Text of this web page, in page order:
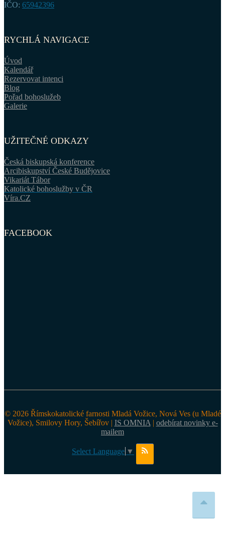
IČO: 65942396
RYCHLÁ NAVIGACE
Úvod
Kalendář
Rezervovat intenci
Blog
Pořad bohoslužeb
Galerie
UŽITEČNÉ ODKAZY
Česká biskupská konference
Arcibiskupství České Budějovice
Vikariát Tábor
Katolické bohoslužby v ČR
Víra.CZ
FACEBOOK
© 2026 Římskokatolické farnosti Mladá Vožice, Nová Ves (u Mladé
Vožice), Smilovy Hory, Šebířov | IS OMNIA | odebírat novinky e-
mailem
Select Language ▼